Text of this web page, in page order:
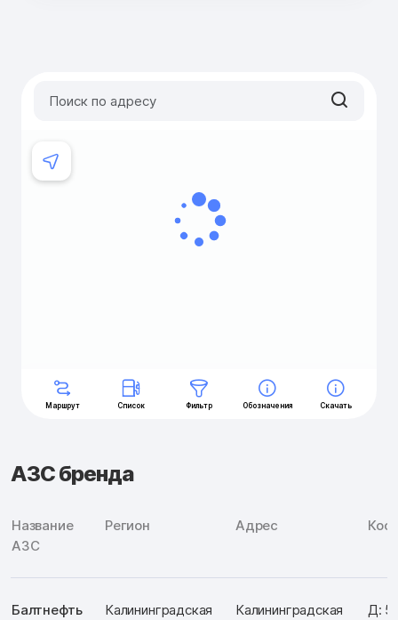
АЗС бренда
Название
АЗС
Регион Адрес
Балтнефть
Калининградская
Калининградская
Д: